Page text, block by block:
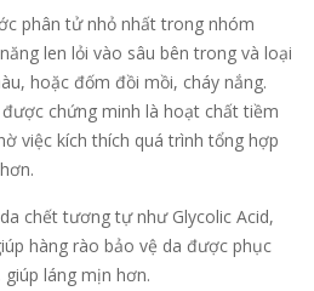
phân tử nhỏ nhất trong nhóm
len lỏi vào sâu bên trong và loại
hoặc đốm đồi mồi, cháy nắng.
chứng minh là hoạt chất tiềm
việc kích thích quá trình tổng hợp
chết tương tự như Glycolic Acid,
hàng rào bảo vệ da được phục
láng mịn hơn.